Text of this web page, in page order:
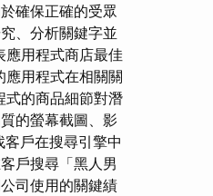
確保正確的受眾
、分析關鍵字並
應用程式商店最佳
用程式在相關關
式的商品細節對潛
的螢幕截圖、影
戶在搜尋引擎中
戶搜尋「黑人男
司使用的關鍵績